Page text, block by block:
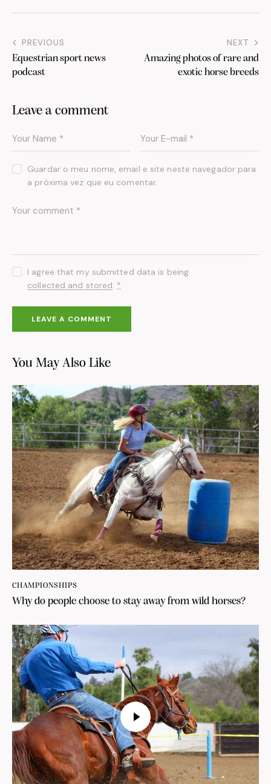
PREVIOUS
Equestrian sport news
podcast
NEXT
Amazing photos of rare and
exotic horse breeds
Leave a comment
Guardar o meu nome, email e site neste navegador para
a próxima vez que eu comentar.
I agree that my submitted data is being
collected and stored. *
You May Also Like
CHAMPIONSHIPS
Why do people choose to stay away from wild horses?